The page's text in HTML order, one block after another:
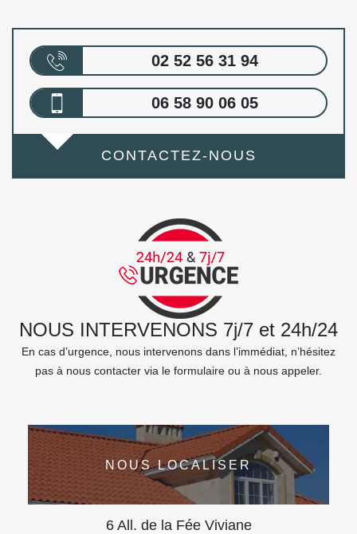
02 52 56 31 94
06 58 90 06 05
CONTACTEZ-NOUS
NOUS INTERVENONS 7j/7 et 24h/24
En cas d’urgence, nous intervenons dans l’immédiat, n’hésitez
pas à nous contacter via le formulaire ou à nous appeler.
NOUS LOCALISER
6 All. de la Fée Viviane